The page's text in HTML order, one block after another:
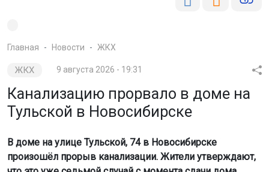
Главная Новости ЖКХ
ЖКХ 9 августа 2026 - 19:31
Канализацию прорвало в доме на
Тульской в Новосибирске
В доме на улице Тульской, 74 в Новосибирске
произошёл прорыв канализации. Жители утверждают,